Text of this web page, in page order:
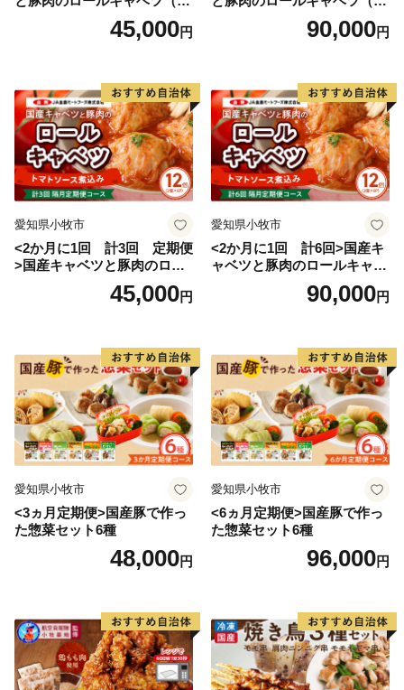
45,000円 90,000円
愛知県小牧市
<2か月に1回 計3回 定期便
>国産キャベツと豚肉のロー
ルキャベツ（6P入り）
45,000円
愛知県小牧市
<2か月に1回 計6回>国産キ
ャベツと豚肉のロールキャベ
90,000円
愛知県小牧市
<3ヵ月定期便>国産豚で作っ
た惣菜セット6種
48,000円
愛知県小牧市
<6ヵ月定期便>国産豚で作っ
た惣菜セット6種
96,000円